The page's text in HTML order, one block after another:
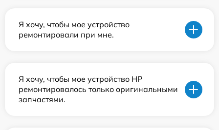
Я хочу, чтобы мое устройство
ремонтировали при мне.
Я хочу, чтобы мое устройство HP
ремонтировалось только оригинальными
запчастями.